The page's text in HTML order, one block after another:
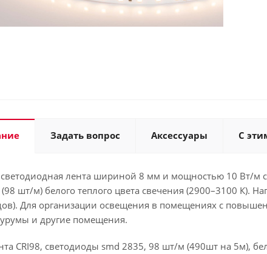
Задать вопрос Аксессуары С
лента шириной 8 мм и мощностью 10 Вт/м
(98 шт/м) белого теплого цвета свечения (2900–3100
Для организации освещения в помещениях с
и другие помещения.
CRI98, светодиоды smd 2835, 98 шт/м (490шт на 5м),